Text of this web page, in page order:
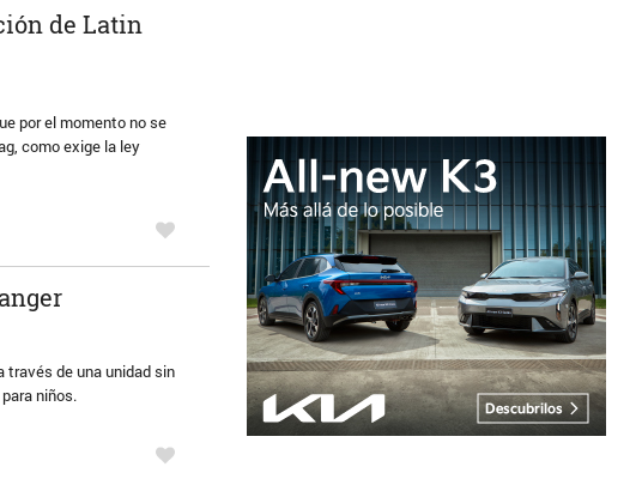
de Latin
por el momento no se
como exige la ley
través de una unidad sin
niños.